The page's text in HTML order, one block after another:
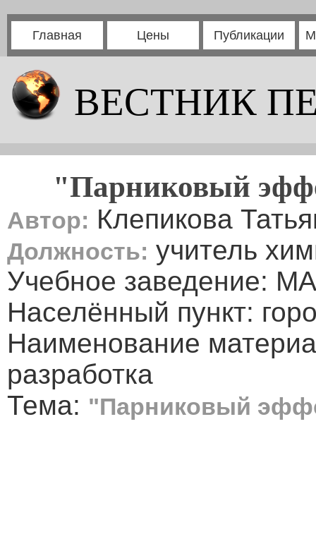
Главная Цены Публикации
ВЕСТНИК
"Парниковый
Автор: Клепикова
Должность: учитель
Учебное заведение:
Населённый пункт:
Наименование
разработка
Тема: "Парниковый